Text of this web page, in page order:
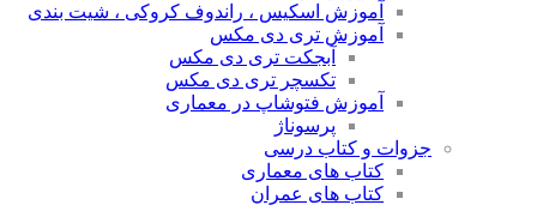
آموزش اسکیس ، راندوف کروکی ، شیت بندی
آموزش تری دی مکس
آبجکت تری دی مکس
تکسچر تری دی مکس
آموزش فتوشاپ در معماری
پرسوناژ
جزوات و کتاب درسی
کتاب های معماری
کتاب های عمران